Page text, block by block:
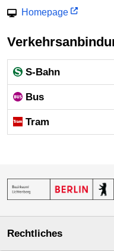
Homepage
S-Bahn
Bus
Tram
Rechtliches